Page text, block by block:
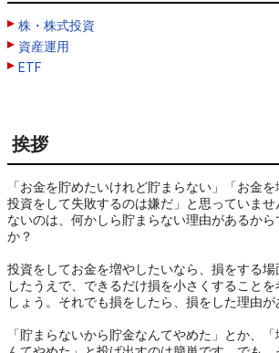
株・株式投資
資産運用
ETF
挨拶
「お金を貯めたいけれど貯まらない」「お金を
投資をして失敗するのは嫌だ」と思っていませ
ないのは、何かしら貯まらない理由があるから
か？
投資をしてお金を増やしたいなら、損をする
したうえで、できるだけ損を小さくすること
しょう。それでも損をしたら、損をした理由が
「貯まらないから貯金なんてやめた」とか、